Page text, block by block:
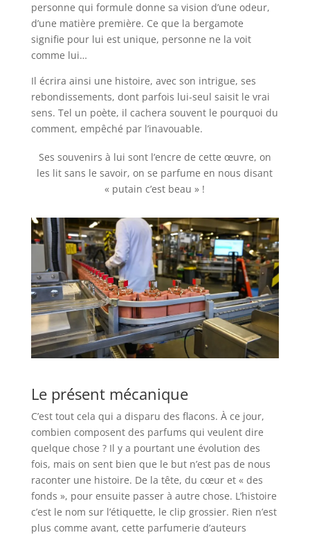
personne qui formule donne sa vision d’une odeur,
d’une matière première. Ce que la bergamote
signifie pour lui est unique, personne ne la voit
comme lui…
Il écrira ainsi une histoire, avec son intrigue, ses
rebondissements, dont parfois lui-seul saisit le vrai
sens. Tel un poète, il cachera souvent le pourquoi du
comment, empêché par l’inavouable.
Ses souvenirs à lui sont l’encre de cette œuvre, on
les lit sans le savoir, on se parfume en nous disant
« putain c’est beau » !
Le présent mécanique
C’est tout cela qui a disparu des flacons. À ce jour,
combien composent des parfums qui veulent dire
quelque chose ? Il y a pourtant une évolution des
fois, mais on sent bien que le but n’est pas de nous
raconter une histoire. De la tête, du cœur et « des
fonds », pour ensuite passer à autre chose. L’histoire
c’est le nom sur l’étiquette, le clip grossier. Rien n’est
plus comme avant, cette parfumerie d’auteurs